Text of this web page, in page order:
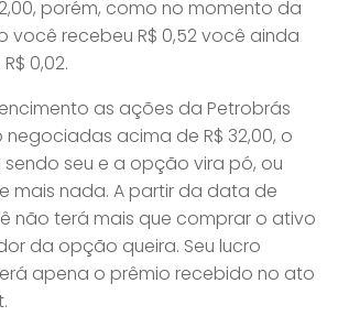
porém, como no momento da
recebeu R$ 0,52 você ainda
0,02.
as ações da Petrobrás
negociadas acima de R$ 32,00, o
seu e a opção vira pó, ou
mais nada. A partir da data de
não terá mais que comprar o ativo
da opção queira. Seu lucro
apena o prêmio recebido no ato